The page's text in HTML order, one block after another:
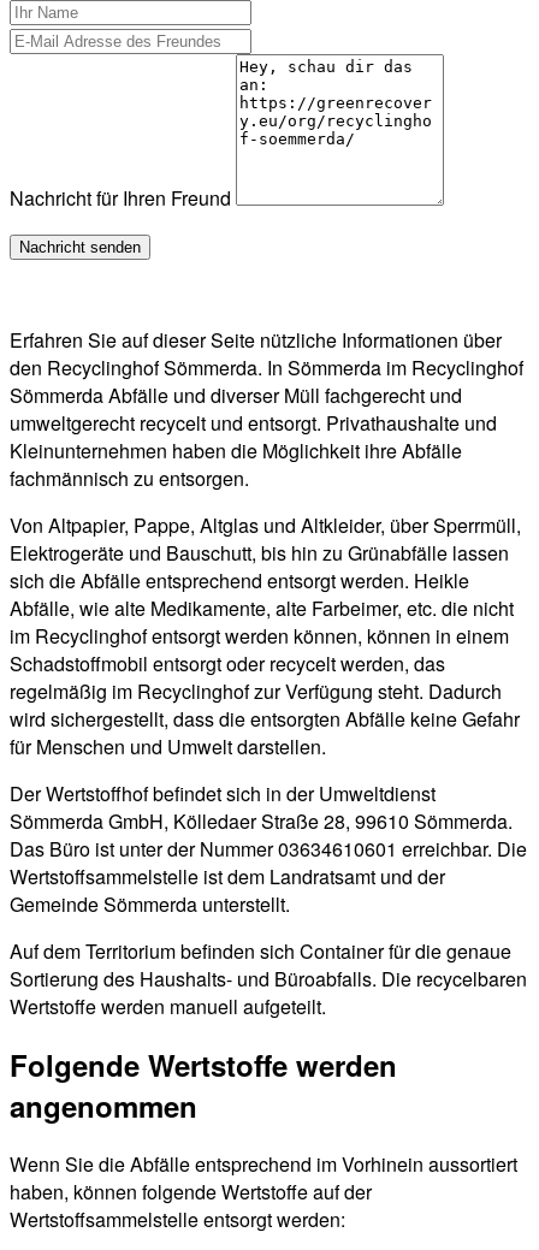
Nachricht für Ihren Freund
Erfahren Sie auf dieser Seite nützliche Informationen über
den Recyclinghof Sömmerda. In Sömmerda im Recyclinghof
Sömmerda Abfälle und diverser Müll fachgerecht und
umweltgerecht recycelt und entsorgt. Privathaushalte und
Kleinunternehmen haben die Möglichkeit ihre Abfälle
fachmännisch zu entsorgen.
Von Altpapier, Pappe, Altglas und Altkleider, über Sperrmüll,
Elektrogeräte und Bauschutt, bis hin zu Grünabfälle lassen
sich die Abfälle entsprechend entsorgt werden. Heikle
Abfälle, wie alte Medikamente, alte Farbeimer, etc. die nicht
im Recyclinghof entsorgt werden können, können in einem
Schadstoffmobil entsorgt oder recycelt werden, das
regelmäßig im Recyclinghof zur Verfügung steht. Dadurch
wird sichergestellt, dass die entsorgten Abfälle keine Gefahr
für Menschen und Umwelt darstellen.
Der Wertstoffhof befindet sich in der Umweltdienst
Sömmerda GmbH, Kölledaer Straße 28, 99610 Sömmerda.
Das Büro ist unter der Nummer 03634610601 erreichbar. Die
Wertstoffsammelstelle ist dem Landratsamt und der
Gemeinde Sömmerda unterstellt.
Auf dem Territorium befinden sich Container für die genaue
Sortierung des Haushalts- und Büroabfalls. Die recycelbaren
Wertstoffe werden manuell aufgeteilt.
Folgende Wertstoffe werden
angenommen
Wenn Sie die Abfälle entsprechend im Vorhinein aussortiert
haben, können folgende Wertstoffe auf der
Wertstoffsammelstelle entsorgt werden: